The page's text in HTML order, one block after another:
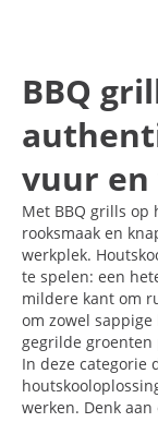
BBQ
vuur
Met BBQ grills op
rooksmaak en
werkplek.
te spelen: een
mildere kant om
om zowel
gegrilde groenten
In deze categorie
werken. Denk